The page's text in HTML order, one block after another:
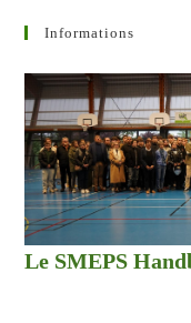
Informations
Le SMEPS